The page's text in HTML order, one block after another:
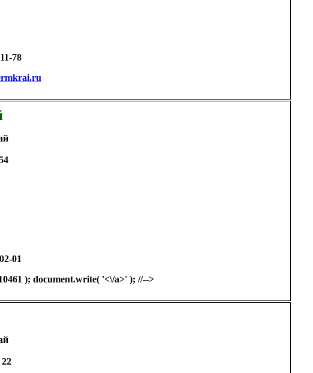
78
01
); document.write( '<\/a>' ); //-->